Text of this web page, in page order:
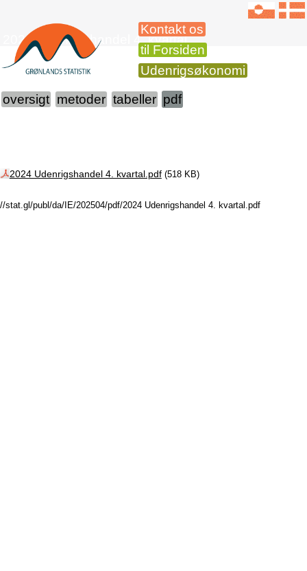
Kontakt os
til Forsiden
Udenrigsøkonomi
2024 Udenrigshandel 4. kvartal
oversigt metoder tabeller pdf
2024 Udenrigshandel 4. kvartal.pdf(518 KB)
//stat.gl/publ/da/IE/202504/pdf/2024 Udenrigshandel 4. kvartal.pdf